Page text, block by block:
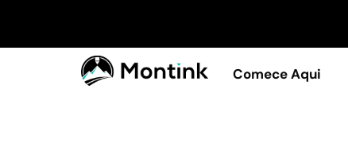
Comece Aqui